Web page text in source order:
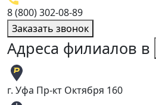
8 (800) 302-08-89
Заказать звонок
Адреса филиалов в
г. Уфа Пр-кт Октября 160